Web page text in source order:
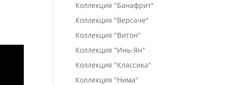
Коллекция "Банафрит"
Коллекция "Версаче"
Коллекция "Витон"
Коллекция "Инь-Ян"
Коллекция "Классика"
Коллекция "Нима"